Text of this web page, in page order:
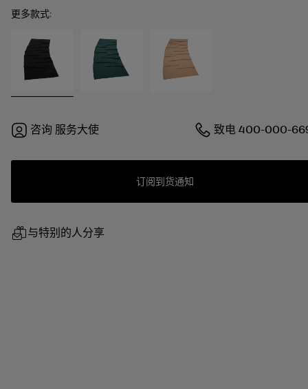
更多款式:
咨询 服务大使 致电400-000-
订阅到货通知
与特别的人分享